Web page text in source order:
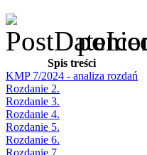
Spis treści
KMP 7/2024 - analiza rozdań
Rozdanie 2.
Rozdanie 3.
Rozdanie 4.
Rozdanie 5.
Rozdanie 6.
Rozdanie 7.